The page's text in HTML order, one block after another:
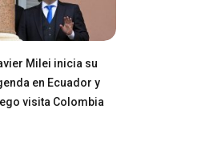
Milei inicia su
en Ecuador y
visita Colombia